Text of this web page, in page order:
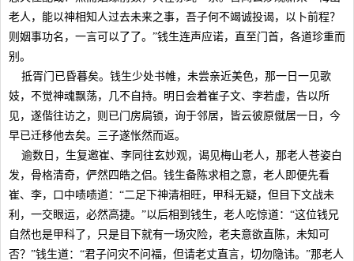
老人，能以神相知人过去未来之事，吾子何不竭诚投谒，以卜前程？
则姻事功名，一言可以了了。”钱生连声应诺，直至门首，各道珍重而
别。
抵胥门已昏暮矣。钱生少处书帷，未尝亲近美色，那一日一见歌
妓，不觉神魂飘荡，几不自持。明日会着崔子文、李若虚，告以所
见，遂偕往访之，则已门房扃锁，询于邻居，皆云彼原僦居一日，今
早已迁移他去矣。三子遂怅然而返。
逾数日，生复邀崔、李同往玄妙观，谒见梅山老人，那老人苍姿白
发，骨格清奇，俨然四皓之侣。钱生备陈求相之意，老人即便先看
崔、李，口中啧啧道：“二足下神清相旺，甲科无疑，但目下文战未
利，一交眼运，必然高捷。”以后相到钱生，老人吃惊道：“这位钱兄
自然也是甲科了，只是目下就有一场灾险，老夫意欲直陈，未知可
否？”钱生道：“君子问灾不问福，但请老丈直言，切勿隐讳。”那老人